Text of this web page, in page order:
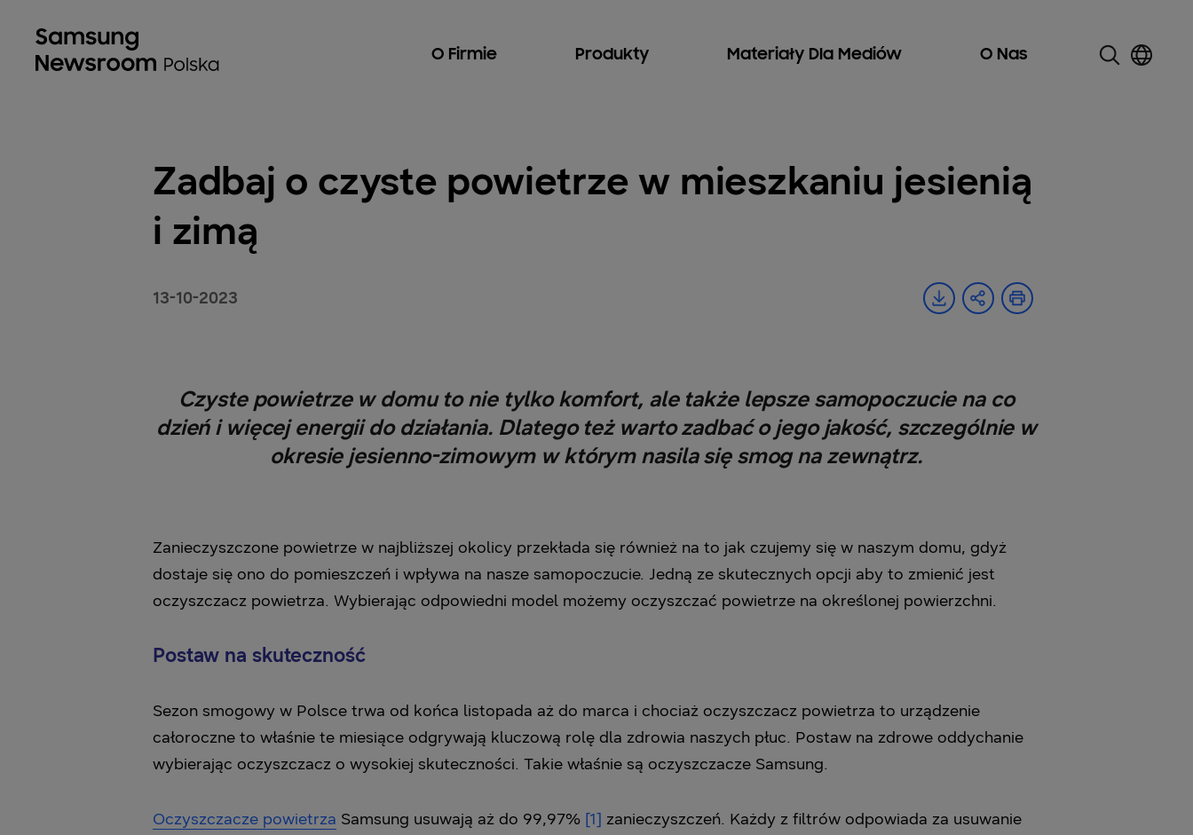
O Firmie Produkty Materiały Dla Mediów O Nas
Zadbaj o czyste powietrze w mieszkaniu jesienią
i zimą
13-10-2023
Czyste powietrze w domu to nie tylko komfort, ale także lepsze samopoczucie na co
dzień i więcej energii do działania. Dlatego też warto zadbać o jego jakość, szczególnie w
okresie jesienno-zimowym w którym nasila się smog na zewnątrz.
Zanieczyszczone powietrze w najbliższej okolicy przekłada się również na to jak czujemy się w naszym domu, gdyż
dostaje się ono do pomieszczeń i wpływa na nasze samopoczucie. Jedną ze skutecznych opcji aby to zmienić jest
oczyszczacz powietrza. Wybierając odpowiedni model możemy oczyszczać powietrze na określonej powierzchni.
Postaw na skuteczność
Sezon smogowy w Polsce trwa od końca listopada aż do marca i chociaż oczyszczacz powietrza to urządzenie
całoroczne to właśnie te miesiące odgrywają kluczową rolę dla zdrowia naszych płuc. Postaw na zdrowe oddychanie
wybierając oczyszczacz o wysokiej skuteczności. Takie właśnie są oczyszczacze Samsung.
Oczyszczacze powietrza Samsung usuwają aż do 99,97% [1] zanieczyszczeń. Każdy z filtrów odpowiada za usuwanie